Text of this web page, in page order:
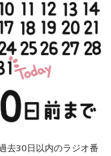
去30日以内のラジオ番